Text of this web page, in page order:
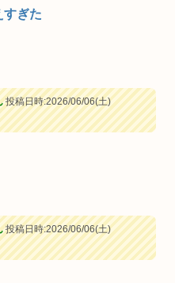
すぎた
投稿日時:2026/06/06(土)
投稿日時:2026/06/06(土)